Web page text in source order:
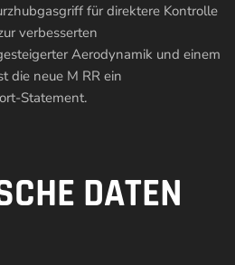
für direktere Kontrolle
verbesserten
Aerodynamik und einem
die neue M RR ein
Statement.
DATEN